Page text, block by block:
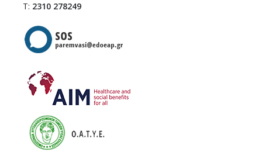
Τ: 2310 278249